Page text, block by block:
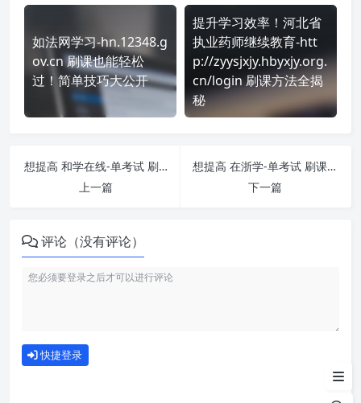
如法网学习-hn.12348.g
ov.cn 刷课也能轻松
过！简单技巧大公开
提升学习效率！河北省
执业药师继续教育-htt
p://zyysjxjy.hbyxjy.org.
cn/login 刷课方法全揭
秘
想提高 和学在线-单考试 刷课效率？看看这些实用技巧
上一篇
想提高 在浙学-单考试 刷课效率？看看这些实用技巧
下一篇
评论（没有评论）
快捷登录